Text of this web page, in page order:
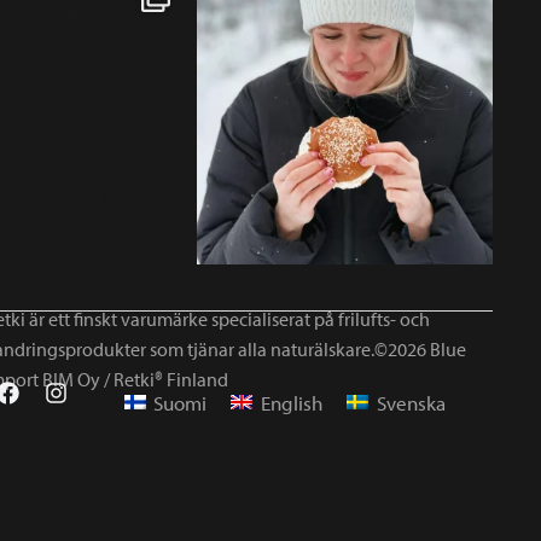
är ett finskt varumärke specialiserat på frilufts- och
som tjänar alla naturälskare.©2026 Blue
BIM Oy / Retki® Finland
Suomi English Svenska